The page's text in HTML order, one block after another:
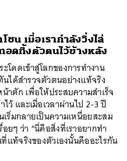
น เมื่อเรากำลังวิ่งไล่
อดทิ้งตัวตนไว้ข้างหลัง
โดดเข้าสู่โลกของการทำงาน
ได้สำรวจตัวตนอย่างแท้จริง
าตัก เพื่อให้ประสบความสำเร็จ
ว้ และเมื่อเวลาผ่านไป 2-3 ปี
ริ่มกลายเป็นความเหนื่อยสะสม
ยๆ ว่า “นี่คือสิ่งที่เราอยากทำ
แท้จริงของตัวเองนั้นคืออะไรกัน